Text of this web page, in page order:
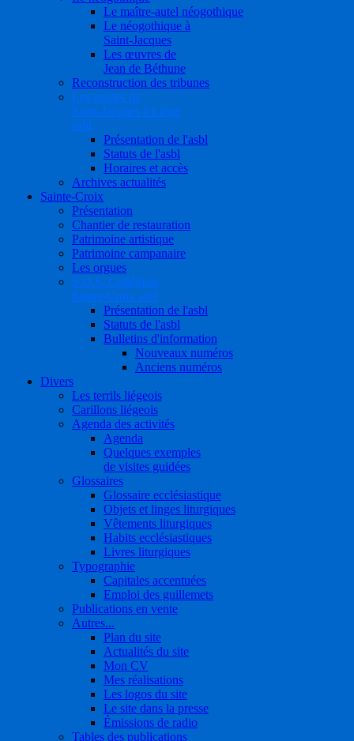
Le maître-autel néogothique
Le néogothique à
Saint-Jacques
Les œuvres de
Jean de Béthune
Reconstruction des tribunes
Les guides de
Saint-Jacques à Liège
asbl
Présentation de l'asbl
Statuts de l'asbl
Horaires et accès
Archives actualités
Sainte-Croix
Présentation
Chantier de restauration
Patrimoine artistique
Patrimoine campanaire
Les orgues
S.O.S. Collégiale
Sainte-Croix asbl
Présentation de l'asbl
Statuts de l'asbl
Bulletins d'information
Nouveaux numéros
Anciens numéros
Divers
Les terrils liégeois
Carillons liégeois
Agenda des activités
Agenda
Quelques exemples
de visites guidées
Glossaires
Glossaire ecclésiastique
Objets et linges liturgiques
Vêtements liturgiques
Habits ecclésiastiques
Livres liturgiques
Typographie
Capitales accentuées
Emploi des guillemets
Publications en vente
Autres...
Plan du site
Actualités du site
Mon CV
Mes réalisations
Les logos du site
Le site dans la presse
Émissions de radio
Tables des publications